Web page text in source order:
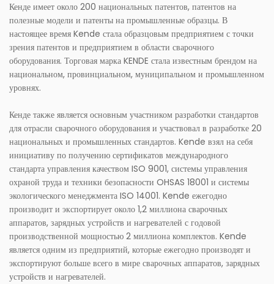
Кенде имеет около 200 национальных патентов, патентов на
полезные модели и патенты на промышленные образцы. В
настоящее время Kende стала образцовым предприятием с точки
зрения патентов и предприятием в области сварочного
оборудования. Торговая марка KENDE стала известным брендом на
национальном, провинциальном, муниципальном и промышленном
уровнях.
Кенде также является основным участником разработки стандартов
для отрасли сварочного оборудования и участвовал в разработке 20
национальных и промышленных стандартов. Kende взял на себя
инициативу по получению сертификатов международного
стандарта управления качеством ISO 9001, системы управления
охраной труда и техники безопасности OHSAS 18001 и системы
экологического менеджмента ISO 14001. Kende ежегодно
производит и экспортирует около 1,2 миллиона сварочных
аппаратов, зарядных устройств и нагревателей с годовой
производственной мощностью 2 миллиона комплектов. Kende
является одним из предприятий, которые ежегодно производят и
экспортируют больше всего в мире сварочных аппаратов, зарядных
устройств и нагревателей.